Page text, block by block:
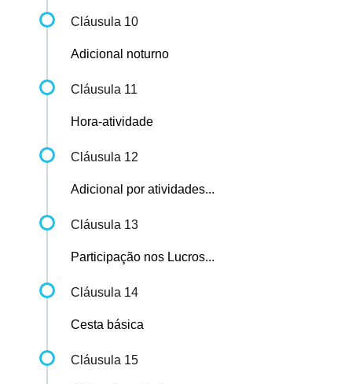
Cláusula 10
Adicional noturno
Cláusula 11
Hora-atividade
Cláusula 12
Adicional por atividades...
Cláusula 13
Participação nos Lucros...
Cláusula 14
Cesta básica
Cláusula 15